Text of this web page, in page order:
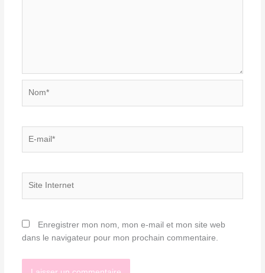
mail*
Enregistrer mon nom, mon e-mail et mon site web
dans le navigateur pour mon prochain commentaire.